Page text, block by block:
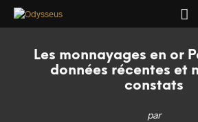
Les monnayages en or
données récentes et
constats
par